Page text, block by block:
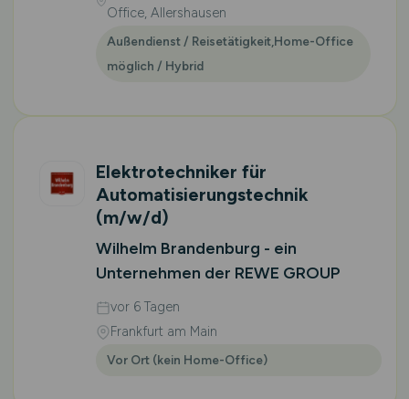
Office, Allershausen
Außendienst / Reisetätigkeit,Home-Office
möglich / Hybrid
Elektrotechniker für
Automatisierungstechnik
(m/w/d)
Wilhelm Brandenburg - ein
Unternehmen der REWE GROUP
vor 6 Tagen
Frankfurt am Main
Vor Ort (kein Home-Office)